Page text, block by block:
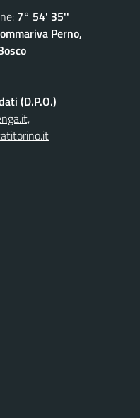
7° 54' 35''
Perno,
(D.P.O.)